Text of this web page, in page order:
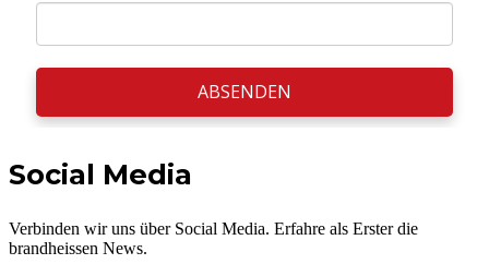
ABSENDEN
Social Media
Verbinden wir uns über Social Media. Erfahre als Erster die
brandheissen News.